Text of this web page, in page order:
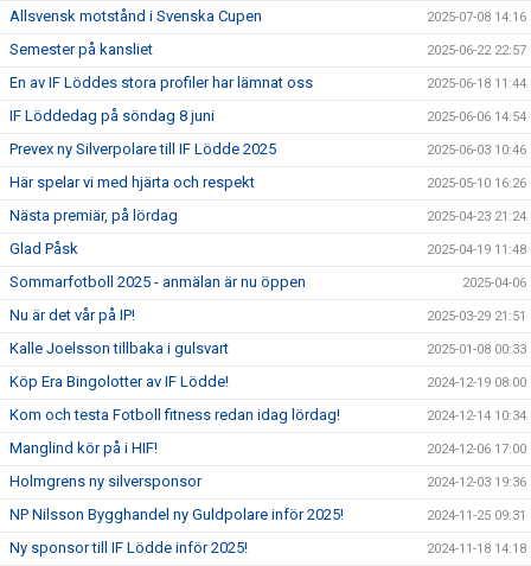
Allsvensk motstånd i Svenska Cupen 2025-07-08 14:16
Semester på kansliet 2025-06-22 22:57
En av IF Löddes stora profiler har lämnat oss 2025-06-18 11:44
IF Löddedag på söndag 8 juni 2025-06-06 14:54
Prevex ny Silverpolare till IF Lödde 2025 2025-06-03 10:46
Här spelar vi med hjärta och respekt 2025-05-10 16:26
Nästa premiär, på lördag 2025-04-23 21:24
Glad Påsk 2025-04-19 11:48
Sommarfotboll 2025 - anmälan är nu öppen 2025-04-06
Nu är det vår på IP! 2025-03-29 21:51
Kalle Joelsson tillbaka i gulsvart 2025-01-08 00:33
Köp Era Bingolotter av IF Lödde! 2024-12-19 08:00
Kom och testa Fotboll fitness redan idag lördag! 2024-12-14 10:34
Manglind kör på i HIF! 2024-12-06 17:00
Holmgrens ny silversponsor 2024-12-03 19:36
NP Nilsson Bygghandel ny Guldpolare inför 2025! 2024-11-25 09:31
Ny sponsor till IF Lödde inför 2025! 2024-11-18 14:18